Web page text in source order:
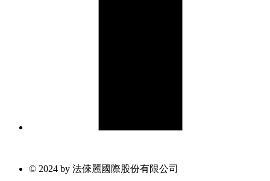
© 2024 by 法倈麗國際股份有限公司